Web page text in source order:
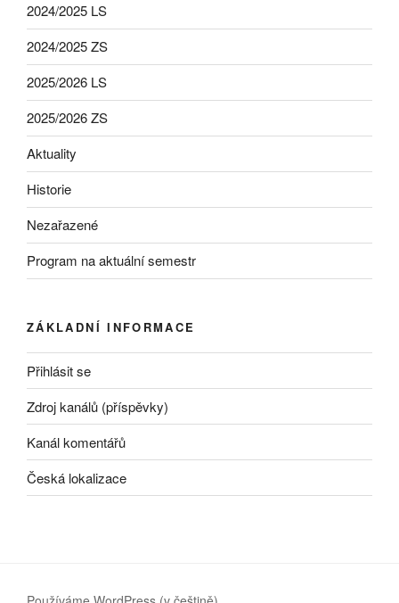
2024/2025 LS
2024/2025 ZS
2025/2026 LS
2025/2026 ZS
Aktuality
Historie
Nezařazené
Program na aktuální semestr
ZÁKLADNÍ INFORMACE
Přihlásit se
Zdroj kanálů (příspěvky)
Kanál komentářů
Česká lokalizace